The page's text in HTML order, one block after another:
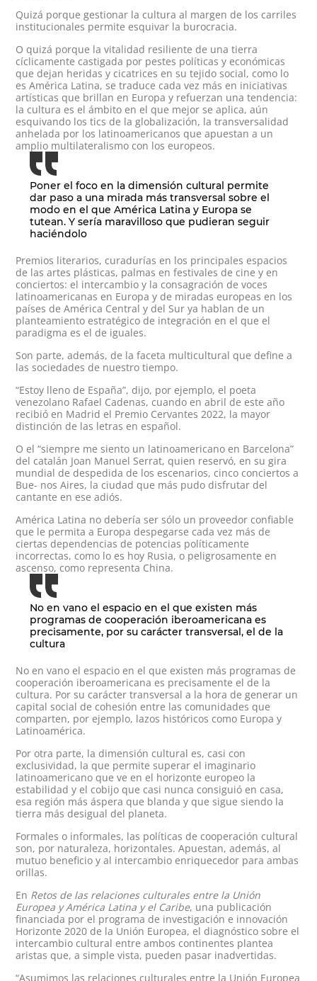
Quizá porque gestionar la cultura al margen de los carriles
institucionales permite esquivar la burocracia.
O quizá porque la vitalidad resiliente de una tierra
cíclicamente castigada por pestes políticas y económicas
que dejan heridas y cicatrices en su tejido social, como lo
es América Latina, se traduce cada vez más en iniciativas
artísticas que brillan en Europa y refuerzan una tendencia:
la cultura es el ámbito en el que mejor se aplica, aún
esquivando los tics de la globalización, la transversalidad
anhelada por los latinoamericanos que apuestan a un
amplio multilateralismo con los europeos.
Poner el foco en la dimensión cultural permite
dar paso a una mirada más transversal sobre el
modo en el que América Latina y Europa se
tutean. Y sería maravilloso que pudieran seguir
haciéndolo
Premios literarios, curadurías en los principales espacios
de las artes plásticas, palmas en festivales de cine y en
conciertos: el intercambio y la consagración de voces
latinoamericanas en Europa y de miradas europeas en los
países de América Central y del Sur ya hablan de un
planteamiento estratégico de integración en el que el
paradigma es el de iguales.
Son parte, además, de la faceta multicultural que define a
las sociedades de nuestro tiempo.
“Estoy lleno de España”, dijo, por ejemplo, el poeta
venezolano Rafael Cadenas, cuando en abril de este año
recibió en Madrid el Premio Cervantes 2022, la mayor
distinción de las letras en español.
O el “siempre me siento un latinoamericano en Barcelona”
del catalán Joan Manuel Serrat, quien reservó, en su gira
mundial de despedida de los escenarios, cinco conciertos a
Bue- nos Aires, la ciudad que más pudo disfrutar del
cantante en ese adiós.
América Latina no debería ser sólo un proveedor confiable
que le permita a Europa despegarse cada vez más de
ciertas dependencias de potencias políticamente
incorrectas, como lo es hoy Rusia, o peligrosamente en
ascenso, como representa China.
No en vano el espacio en el que existen más
programas de cooperación iberoamericana es
precisamente, por su carácter transversal, el de la
cultura
No en vano el espacio en el que existen más programas de
cooperación iberoamericana es precisamente el de la
cultura. Por su carácter transversal a la hora de generar un
capital social de cohesión entre las comunidades que
comparten, por ejemplo, lazos históricos como Europa y
Latinoamérica.
Por otra parte, la dimensión cultural es, casi con
exclusividad, la que permite superar el imaginario
latinoamericano que ve en el horizonte europeo la
estabilidad y el cobijo que casi nunca consiguió en casa,
esa región más áspera que blanda y que sigue siendo la
tierra más desigual del planeta.
Formales o informales, las políticas de cooperación cultural
son, por naturaleza, horizontales. Apuestan, además, al
mutuo beneficio y al intercambio enriquecedor para ambas
orillas.
En Retos de las relaciones culturales entre la Unión
Europea y América Latina y el Caribe, una publicación
financiada por el programa de investigación e innovación
Horizonte 2020 de la Unión Europea, el diagnóstico sobre el
intercambio cultural entre ambos continentes plantea
aristas que, a simple vista, pueden pasar inadvertidas.
“Asumimos las relaciones culturales entre la Unión Europea